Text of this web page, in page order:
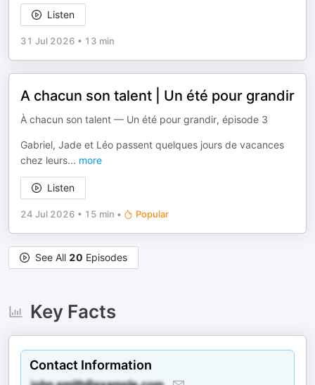
Listen
31 Jul 2026 • 13 min
A chacun son talent | Un été pour grandir
À chacun son talent — Un été pour grandir, épisode 3
Gabriel, Jade et Léo passent quelques jours de vacances
chez leurs... more
Listen
24 Jul 2026 • 15 min • Popular
See All 20 Episodes
Key Facts
Contact Information